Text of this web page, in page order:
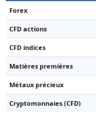
Forex
CFD actions
CFD indices
Matières premières
Métaux précieux
Cryptomonnaies (CFD)